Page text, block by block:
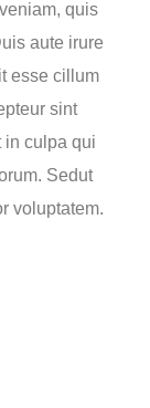
quis
aute irure
esse cillum
sint
in culpa qui
Sedut
voluptatem.